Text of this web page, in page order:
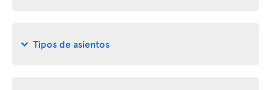
Tipos de asientos